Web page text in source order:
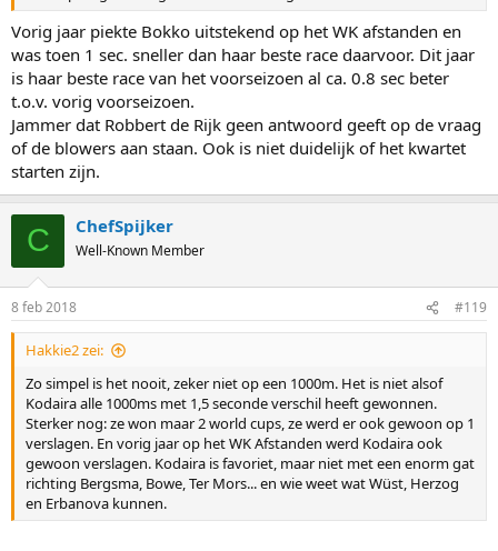
Vorig jaar piekte Bokko uitstekend op het WK afstanden en
was toen 1 sec. sneller dan haar beste race daarvoor. Dit jaar
is haar beste race van het voorseizoen al ca. 0.8 sec beter
t.o.v. vorig voorseizoen.
Jammer dat Robbert de Rijk geen antwoord geeft op de vraag
of de blowers aan staan. Ook is niet duidelijk of het kwartet
starten zijn.
C ChefSpijker
Well-Known Member
8 feb 2018 #119
Hakkie2 zei:
Zo simpel is het nooit, zeker niet op een 1000m. Het is niet alsof
Kodaira alle 1000ms met 1,5 seconde verschil heeft gewonnen.
Sterker nog: ze won maar 2 world cups, ze werd er ook gewoon op 1
verslagen. En vorig jaar op het WK Afstanden werd Kodaira ook
gewoon verslagen. Kodaira is favoriet, maar niet met een enorm gat
richting Bergsma, Bowe, Ter Mors... en wie weet wat Wüst, Herzog
en Erbanova kunnen.